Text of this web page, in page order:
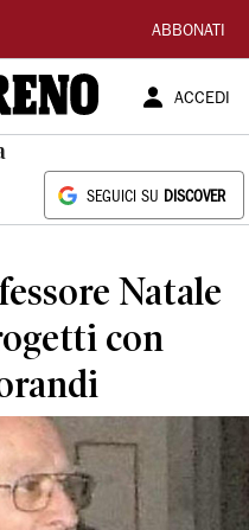
ABBONATI
ACCEDI
SEGUICI SU DISCOVER
Natale
con